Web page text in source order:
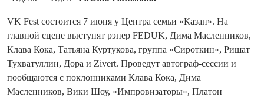
VK Fest состоится 7 июня у Центра семьи «Казан». На
главной сцене выступят рэпер FEDUK, Дима Масленников,
Клава Кока, Татьяна Куртукова, группа «Сироткин», Ришат
Тухватуллин, Дора и Zivert. Проведут автограф-сессии и
пообщаются с поклонниками Клава Кока, Дима
Масленников, Вики Шоу, «Импровизаторы», Платон